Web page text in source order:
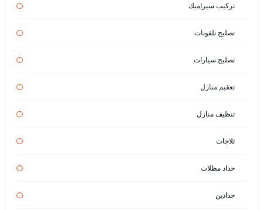
تركيب سيراميك
تصليح تلفونات
تصليح سيارات
تعقيم منازل
تنظيف منازل
ثلاجات
حداد مظلات
حدادين